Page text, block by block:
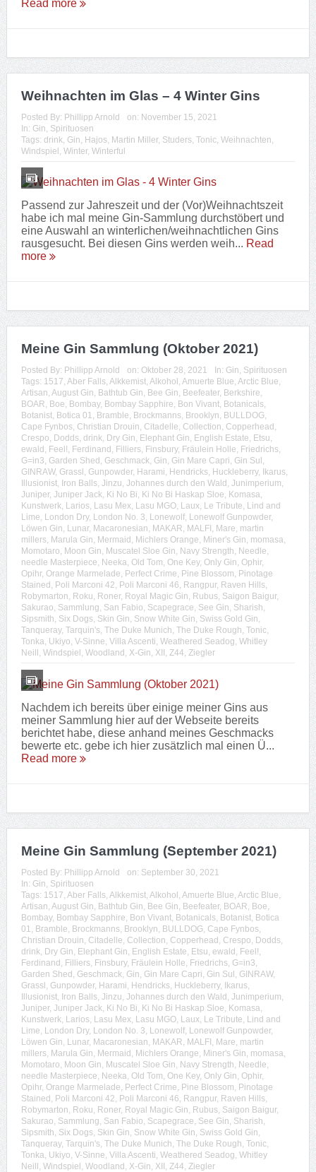
Read more
Weihnachten im Glas – 4 Winter Gins
Posted By: Phillipp Arnold on: November 15, 2021
In: Gin Spirituosen
Tags: drink, Gin Hajos, Martin Miller, Studers, Tonic, Weihnachten
Windspiel Winter, Winterful
Passend zur Jahreszeit und der (Vor)Weihnachtszeit
habe ich mal meine Gin-Sammlung durchstöbert und
eine Auswahl an winterlichen/weihnachtlichen Gins
rausgesucht. Bei diesen Gins werden weih... Read
more
Meine Gin Sammlung (Oktober 2021)
Posted By: Phillipp Arnold on: Oktober 28, 2021 In: Gin, Spirituosen
Tags: 1517, Aber Falls, Alkkemist, Alkohol , Amuerte Blue, Arctic Blue,
Artisan, August Gin, Bathtub Gin, Bee Gin, Beefeater, Berkshire,
BOAR, Boe, Bombay, Bombay Sapphire, Bon Vivant, Botanicals,
Botanist, Botica 01, Bramble, Brockmanns, Brooklyn, BULLDOG,
Cape Fynbos, Christian Drouin, Citadelle, Collection, Copperhead ,
Crespo, Dodds, drink, Dry Gin, Elephant Gin, English Estate, Etsu,
ewald , Feel!, Ferdinand , Filliers, Finsbury, Fräulein Holle, Friedrichs,
G=in3, Garden Shed , Geschmack, Gin, Gin Mare Capri, Gin Sul ,
GINRAW, Grassl , Gunpowder, Harami, Hendricks, Huckleberry, Ikarus,
Illusionist, Iron Balls, Jinzu, Johannes durch den Wald , Junimperium,
Juniper, Juniper Jack, Ki No Bi, Ki No Bi Haskap Sloe, Komasa,
Kunstwerk, Larios, Lasu Mex, Lasu MGO, Laux, Le Tribute, Lind and
Lime, London Dry, London No. 3, Lonewolf, Lonewolf Gunpowder,
Löwen Gin, Lunar, Macaronesian, MAKAR, MALFI , Mare, martin
millers, Marula Gin, Mermaid , Michlers Orange, Miner's Gin, momasa,
Momotaro, Moon Gin, Muscatel Sloe Gin, Navy Strength, Needle,
needle Masterpiece, Neeka, Old Tom, One Key, Only Gin, Ophir,
Opihr, Orange Marmelade, Perfect Crime, Pine Blossom, Pinotage
Stained , Poli Marconi 42, Poli Marconi 46, Rangpur, Raven Hills,
Robymarton, Roku, Roner, Royal Magic Gin, Rubus, Saigon Baigur,
Sakurao, Sammlung, San Fabio, Scapegrace, See Gin, Sharish,
Sipsmith, Six Dogs, Skin Gin, Snow White Gin, Swiss Gold Gin,
Tanqueray, Tarquin's, The Duke Munich, The Duke Rough, Tonic,
Tonka, Ukiyo, V-Sinne, Villa Ascenti, Weathered Seadog, Whitley
Neill , Windspiel , Woodland , X-Gin, XII , Z44, Ziegler
Nachdem ich bereits über einige meiner Gins aus
meiner Sammlung hier auf der Webseite bereits
berichtet habe, diese anhand meines Geschmacks
bewerte etc. gebe ich hier zusätzlich mal einen Ü...
Read more
Meine Gin Sammlung (September 2021)
Posted By: Phillipp Arnold on: September 30, 2021
In: Gin Spirituosen
Tags: 1517 Aber Falls, Alkkemist, Alkohol Amuerte Blue Arctic Blue
Artisan August Gin Bathtub Gin Bee Gin Beefeater, BOAR Boe
Bombay, Bombay Sapphire Bon Vivant, Botanicals, Botanist, Botica
01
Bramble Brockmanns, Brooklyn BULLDOG, Cape Fynbos,
Christian Drouin Citadelle Collection Copperhead Crespo Dodds,
drink, Dry Gin Elephant Gin English Estate Etsu ewald Feel!
Ferdinand Filliers, Finsbury, Fräulein Holle Friedrichs, G=in3
Garden Shed Geschmack, Gin Gin Mare Capri Gin Sul GINRAW,
Grassl Gunpowder, Harami Hendricks, Huckleberry, Ikarus,
Illusionist, Iron Balls, Jinzu Johannes durch den Wald Junimperium
Juniper, Juniper Jack, Ki No Bi Ki No Bi Haskap Sloe Komasa
Kunstwerk, Larios, Lasu Mex, Lasu MGO, Laux, Le Tribute Lind and
Lime London Dry, London No. 3 Lonewolf, Lonewolf Gunpowder,
Löwen Gin Lunar, Macaronesian MAKAR MALFI Mare martin
millers, Marula Gin Mermaid Michlers Orange Miner's Gin momasa
Momotaro Moon Gin Muscatel Sloe Gin Navy Strength Needle
needle Masterpiece Neeka Old Tom One Key, Only Gin Ophir,
Opihr, Orange Marmelade Perfect Crime Pine Blossom Pinotage
Stained Poli Marconi 42 Poli Marconi 46 Rangpur, Raven Hills,
Robymarton Roku Roner, Royal Magic Gin Rubus, Saigon Baigur,
Sakurao Sammlung San Fabio Scapegrace See Gin Sharish
Sipsmith Six Dogs, Skin Gin Snow White Gin Swiss Gold Gin
Tanqueray, Tarquin's, The Duke Munich The Duke Rough Tonic,
Tonka Ukiyo V-Sinne Villa Ascenti Weathered Seadog Whitley
Neill Windspiel Woodland X-Gin XII Z44 Ziegler